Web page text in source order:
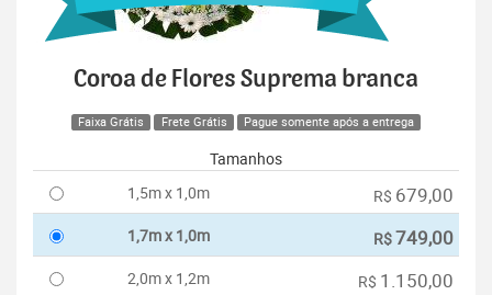
Coroa de Flores Suprema branca
Faixa Grátis Frete Grátis Pague somente após a entrega
Tamanhos
1,5m x 1,0m
R$ 679,00
1,7m x 1,0m R$749,00
2,0m x 1,2m R$ 1.150,00